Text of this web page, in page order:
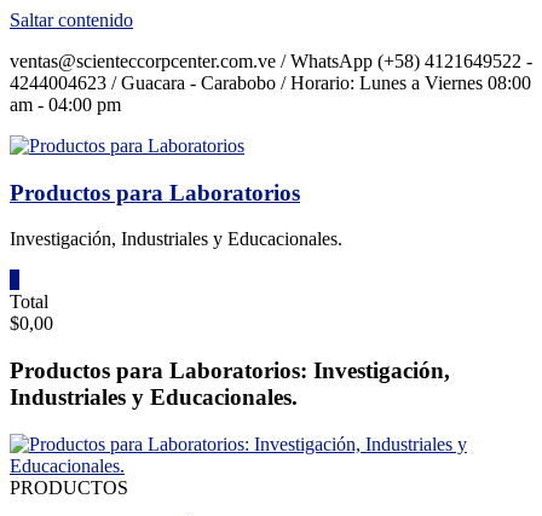
Saltar contenido
ventas@scienteccorpcenter.com.ve / WhatsApp (+58) 4121649522 -
4244004623 / Guacara - Carabobo / Horario: Lunes a Viernes 08:00
am - 04:00 pm
Productos para Laboratorios
Investigación, Industriales y Educacionales.
Total
$0,00
Productos para Laboratorios: Investigación,
Industriales y Educacionales.
PRODUCTOS